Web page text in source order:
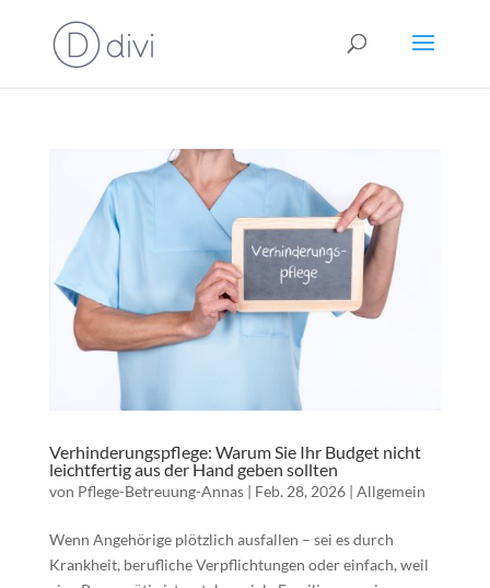
Verhinderungspflege: Warum Sie Ihr Budget nicht
leichtfertig aus der Hand geben sollten
von Pflege-Betreuung-Annas| Feb. 28, 2026| Allgemein
Wenn Angehörige plötzlich ausfallen – sei es durch
Krankheit, berufliche Verpflichtungen oder einfach, weil